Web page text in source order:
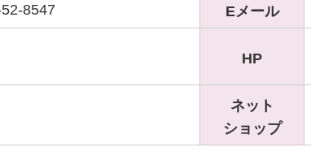
8547 Eメール
HP
ネット
ショップ